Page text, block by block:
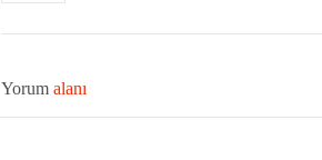
Yorumalanı